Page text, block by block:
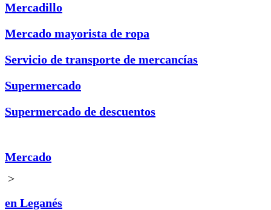
Mercadillo
Mercado mayorista de ropa
Servicio de transporte de mercancías
Supermercado
Supermercado de descuentos
Mercado
>
en Leganés